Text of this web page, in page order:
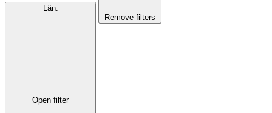
Län:
Open filter
Remove filters